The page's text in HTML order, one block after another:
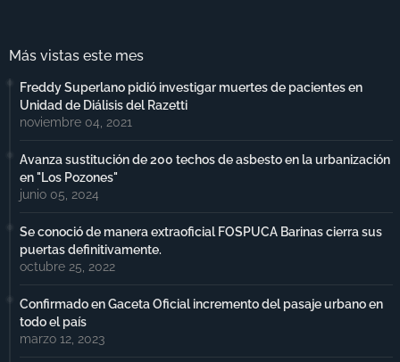
Más vistas este mes
Freddy Superlano pidió investigar muertes de pacientes en
Unidad de Diálisis del Razetti
noviembre 04, 2021
Avanza sustitución de 200 techos de asbesto en la urbanización
en "Los Pozones"
junio 05, 2024
Se conoció de manera extraoficial FOSPUCA Barinas cierra sus
puertas definitivamente.
octubre 25, 2022
Confirmado en Gaceta Oficial incremento del pasaje urbano en
todo el país
marzo 12, 2023